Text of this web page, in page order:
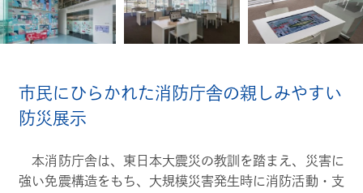
市民にひらかれた消防庁舎の親しみやすい
防災展示
本消防庁舎は、東日本大震災の教訓を踏まえ、災害に
強い免震構造をもち、大規模災害発生時に消防活動・支